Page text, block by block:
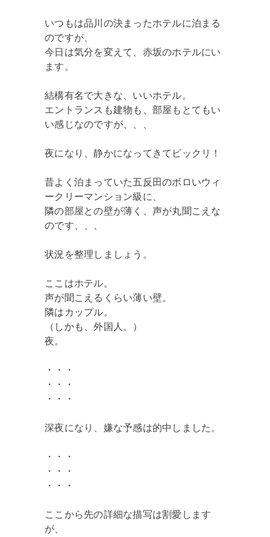
いつもは品川の決まったホテルに泊まる
のですが、
今日は気分を変えて、赤坂のホテルにい
ます。
結構有名で大きな、いいホテル。
エントランスも建物も、部屋もとてもい
い感じなのですが、、、
夜になり、静かになってきてビックリ！
昔よく泊まっていた五反田のボロいウィ
ークリーマンション級に、
隣の部屋との壁が薄く、声が丸聞こえな
のです、、、
状況を整理しましょう。
ここはホテル。
声が聞こえるくらい薄い壁。
隣はカップル。
（しかも、外国人。）
夜。
・・・
・・・
・・・
深夜になり、嫌な予感は的中しました。
・・・
・・・
・・・
ここから先の詳細な描写は割愛します
が、